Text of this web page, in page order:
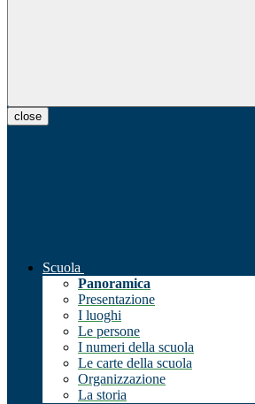
close
Scuola
Panoramica
Presentazione
I luoghi
Le persone
I numeri della scuola
Le carte della scuola
Organizzazione
La storia